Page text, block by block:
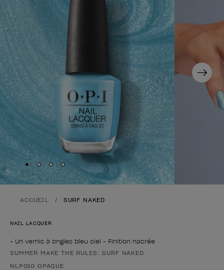
Next
Skip to slide
Skip to slide2
Skip to slide3
Skip to slide 4
ACCUEIL SURF NAKED
NAIL LACQUER
- Un vernis à ongles bleu ciel - Finition nacrée
Forme du produit
SUMMER MAKE THE RULES: SURF NAKED
NLP010 OPAQUE